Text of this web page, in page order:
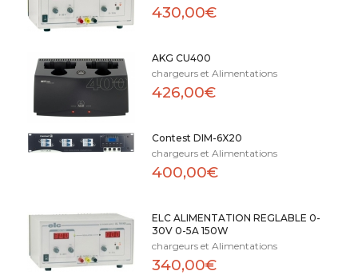
430,00€
AKG CU400
chargeurs et Alimentations
426,00€
Contest DIM-6X20
chargeurs et Alimentations
400,00€
ELC ALIMENTATION REGLABLE 0-
30V 0-5A 150W
chargeurs et Alimentations
340,00€